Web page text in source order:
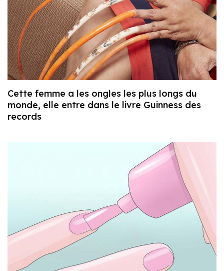
Cette femme a les ongles les plus longs du
monde, elle entre dans le livre Guinness des
records